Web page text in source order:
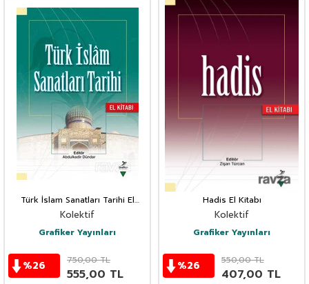
Türk İslam Sanatları Tarihi El
Kitabı
Kolektif
Grafiker Yayınları
%26 750,00TL
555,00 TL
Hadis El Kitabı
Kolektif
Grafiker Yayınları
%26 550,00TL
407,00 TL